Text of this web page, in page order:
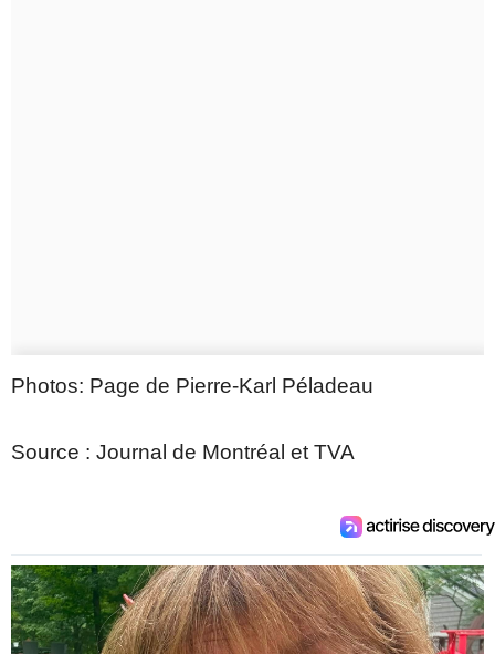
Photos: Page de Pierre-Karl Péladeau
Source : Journal de Montréal et TVA